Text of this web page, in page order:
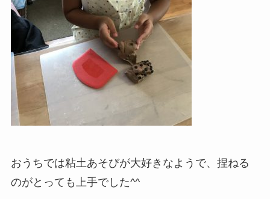
おうちでは粘土あそびが大好きなようで、捏ねる
のがとっても上手でした^^